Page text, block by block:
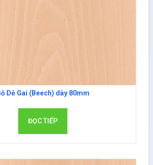
Dẻ Gai (Beech) dày 80mm
ĐỌC TIẾP